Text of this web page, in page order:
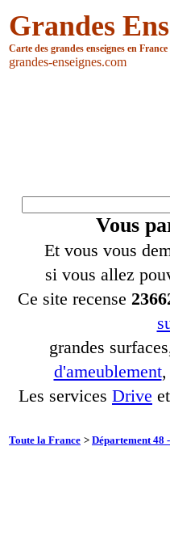
Grandes
Carte des grandes enseignes en France
grandes-enseignes.com
Vous
Et vous vous
si vous allez
Ce site recense
grandes
d'ameublement,
Les services Drive et
Toute la France > Département 48